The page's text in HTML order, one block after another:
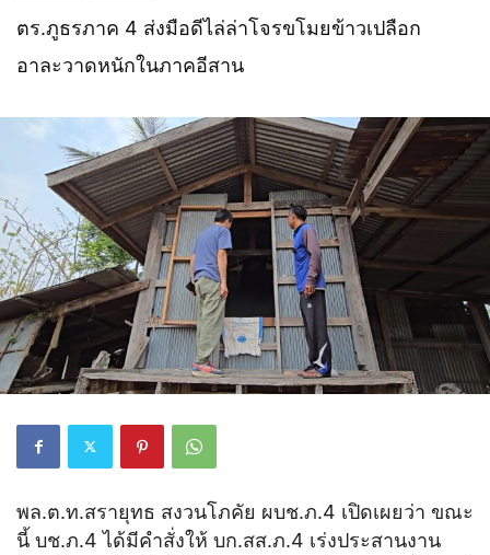
ตร.ภูธรภาค 4 ส่งมือดีไล่ล่าโจรขโมยข้าวเปลือก
อาละวาดหนักในภาคอีสาน
พล.ต.ท.สรายุทธ สงวนโภคัย ผบช.ภ.4 เปิดเผยว่า ขณะ
นี้ บช.ภ.4 ได้มีคำสั่งให้ บก.สส.ภ.4 เร่งประสานงาน